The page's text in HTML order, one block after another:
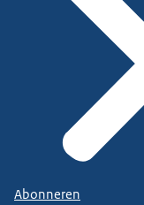
Abonneren